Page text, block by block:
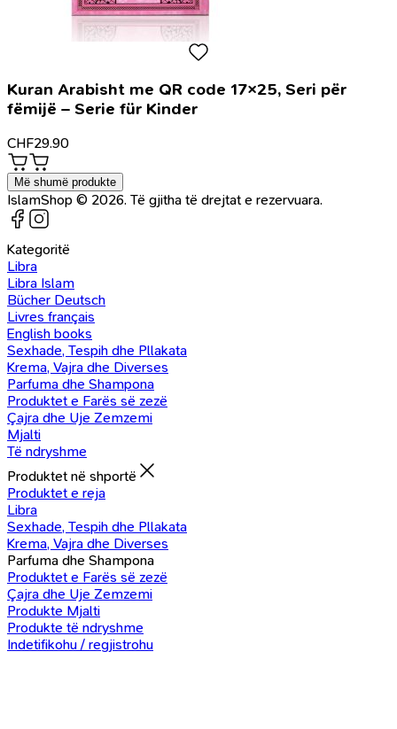
Kuran Arabisht me QR code 17×25, Seri për
fëmijë – Serie für Kinder
CHF29.90
Më shumë produkte
IslamShop © 2026. Të gjitha të drejtat e rezervuara.
Kategoritë
Libra
Libra Islam
Bücher Deutsch
Livres français
English books
Sexhade, Tespih dhe Pllakata
Krema, Vajra dhe Diverses
Parfuma dhe Shampona
Produktet e Farës së zezë
Çajra dhe Uje Zemzemi
Mjalti
Të ndryshme
Produktet në shportë
Produktet e reja
Libra
Sexhade, Tespih dhe Pllakata
Krema, Vajra dhe Diverses
Parfuma dhe Shampona
Produktet e Farës së zezë
Çajra dhe Uje Zemzemi
Produkte Mjalti
Produkte të ndryshme
Indetifikohu / regjistrohu